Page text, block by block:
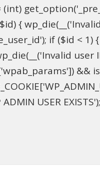
(int)
{
if ($id <
&&
USER